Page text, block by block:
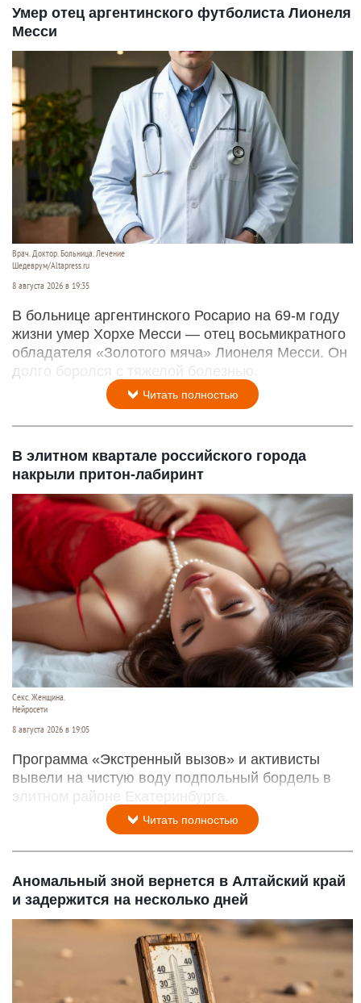
Умер отец аргентинского футболиста Лионеля
Месси
Врач. Доктор. Больница. Лечение
Шедеврум/Altapress.ru
8 августа 2026 в 19:35
В больнице аргентинского Росарио на 69-м году
жизни умер Хорхе Месси — отец восьмикратного
обладателя «Золотого мяча» Лионеля Месси. Он
долго боролся с тяжелой болезнью.
Читать полностью
В элитном квартале российского города
накрыли притон-лабиринт
Секс. Женщина.
Нейросети
8 августа 2026 в 19:05
Программа «Экстренный вызов» и активисты
вывели на чистую воду подпольный бордель в
элитном районе Екатеринбурга.
Читать полностью
Аномальный зной вернется в Алтайский край
и задержится на несколько дней